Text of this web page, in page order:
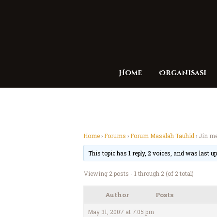
Home Organisasi
Home›Forums ›Forum Masalah Tauhid › Jin
This topic has 1 reply, 2 voices, and was last
Viewing 2 posts - 1 through 2 (of 2 total)
Author Posts
May 31, 2007 at 7:05 pm